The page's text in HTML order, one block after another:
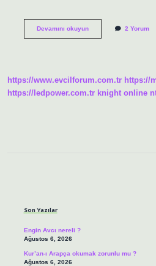
Devamını okuyunKonut
2 Yorum
https://www.evcilforum.com.tr https://
https://ledpower.com.tr knight online
Son Yazılar
Engin Avcı nereli ?
Ağustos 6, 2026
Kur’an-ı Arapça okumak zorunlu mu ?
Ağustos 6, 2026